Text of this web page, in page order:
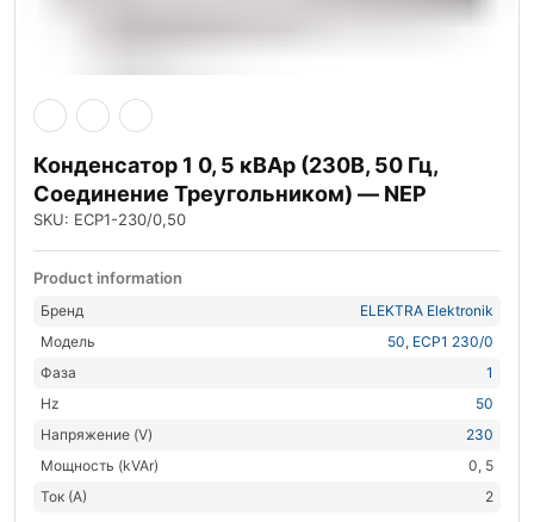
Конденсатор 1 0, 5 кВАр (230В, 50 Гц,
Соединение Треугольником) — NEP
SKU: ECP1-230/0,50
Product information
Бренд
ELEKTRA Elektronik
Модель
50, ECP1 230/0
Фаза
1
Hz
50
Напряжение (V)
230
Мощность (kVAr)
0, 5
Ток (А)
2